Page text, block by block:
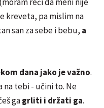
kreveta, pa mislim na
san za sebe i bebu, a
dana jako je važno.
na tebi - učini to. Ne
gagrliti i držati ga.